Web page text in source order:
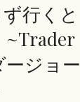
ず行くと
~Trader
ージョー